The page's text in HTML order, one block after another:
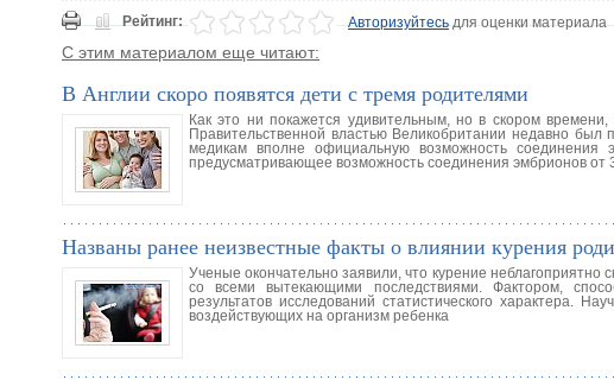
Рейтинг: Авторизуйтесьдля оценки материала
С этим материалом еще читают:
В Англии скоро появятся дети с тремя родителями
Как это ни покажется удивительным, но в скором
Правительственной властью Великобритании недавно был
медикам вполне официальную возможность соединения
предусматривающее возможность соединения эмбрионов от
Названы ранее неизвестные факты о влиянии курения
Ученые окончательно заявили, что курение
со всеми вытекающими последствиями. Фактором,
результатов исследований статистического характера.
воздействующих на организм ребенка